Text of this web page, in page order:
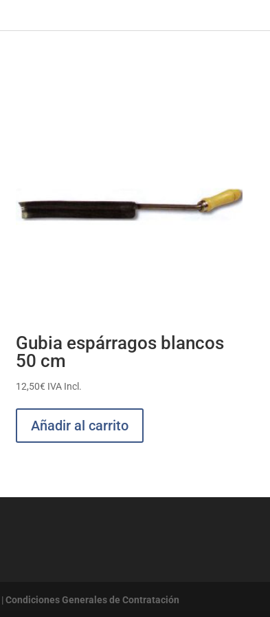
Gubia espárragos blancos
50 cm
12,50€ IVA Incl.
Añadir al carrito
|Condiciones Generales de Contratación